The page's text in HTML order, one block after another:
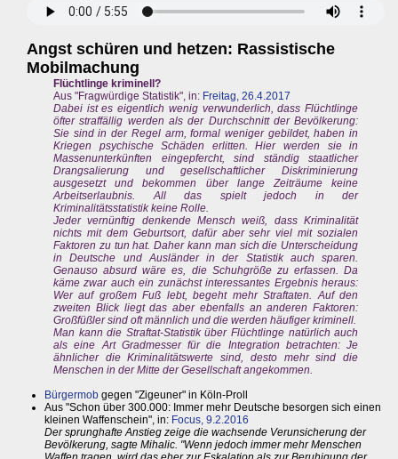
Angst schüren und hetzen: Rassistische
Mobilmachung
Flüchtlinge kriminell?
Aus "Fragwürdige Statistik", in: Freitag, 26.4.2017
Dabei ist es eigentlich wenig verwunderlich, dass Flüchtlinge
öfter straffällig werden als der Durchschnitt der Bevölkerung:
Sie sind in der Regel arm, formal weniger gebildet, haben in
Kriegen psychische Schäden erlitten. Hier werden sie in
Massenunterkünften eingepfercht, sind ständig staatlicher
Drangsalierung und gesellschaftlicher Diskriminierung
ausgesetzt und bekommen über lange Zeiträume keine
Arbeitserlaubnis. All das spielt jedoch in der
Kriminalitätsstatistik keine Rolle.
Jeder vernünftig denkende Mensch weiß, dass Kriminalität
nichts mit dem Geburtsort, dafür aber sehr viel mit sozialen
Faktoren zu tun hat. Daher kann man sich die Unterscheidung
in Deutsche und Ausländer in der Statistik auch sparen.
Genauso absurd wäre es, die Schuhgröße zu erfassen. Da
käme zwar auch ein zunächst interessantes Ergebnis heraus:
Wer auf großem Fuß lebt, begeht mehr Straftaten. Auf den
zweiten Blick liegt das aber ebenfalls an anderen Faktoren:
Großfüßler sind oft männlich und die werden häufiger kriminell.
Man kann die Straftat-Statistik über Flüchtlinge natürlich auch
als eine Art Gradmesser für die Integration betrachten: Je
ähnlicher die Kriminalitätswerte sind, desto mehr sind die
Menschen in der Mitte der Gesellschaft angekommen.
Bürgermob gegen "Zigeuner" in Köln-Proll
Aus "Schon über 300.000: Immer mehr Deutsche besorgen sich einen
kleinen Waffenschein", in: Focus, 9.2.2016
Der sprunghafte Anstieg zeige die wachsende Verunsicherung der
Bevölkerung, sagte Mihalic. "Wenn jedoch immer mehr Menschen